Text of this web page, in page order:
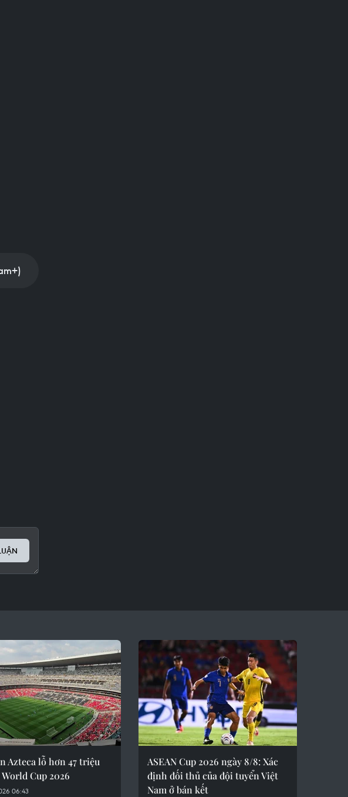
Azteca lỗ hơn 47 triệu
Cup 2026
06:43
ASEAN Cup 2026 ngày 8/8: Xác
định đối thủ của đội tuyển Việt
Nam ở bán kết